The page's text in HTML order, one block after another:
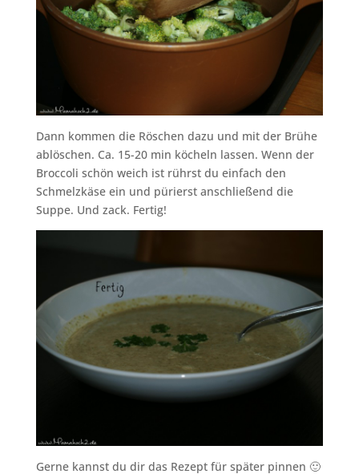
Dann kommen die Röschen dazu und mit der Brühe
ablöschen. Ca. 15-20 min köcheln lassen. Wenn der
Broccoli schön weich ist rührst du einfach den
Schmelzkäse ein und pürierst anschließend die
Suppe. Und zack. Fertig!
Gerne kannst du dir das Rezept für später pinnen 🙂